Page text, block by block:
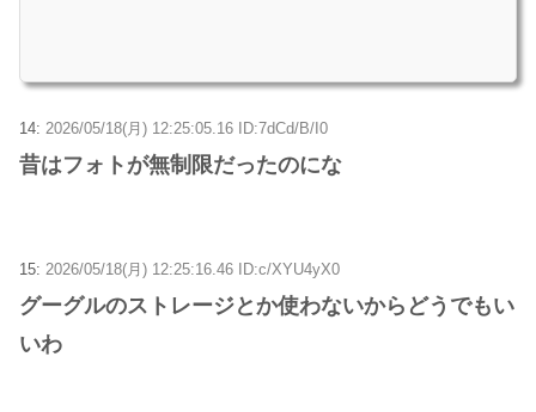
14: 2026/05/18(月) 12:25:05.16 ID:7dCd/B/I0
昔はフォトが無制限だったのにな
15: 2026/05/18(月) 12:25:16.46 ID:c/XYU4yX0
グーグルのストレージとか使わないからどうでもい
いわ